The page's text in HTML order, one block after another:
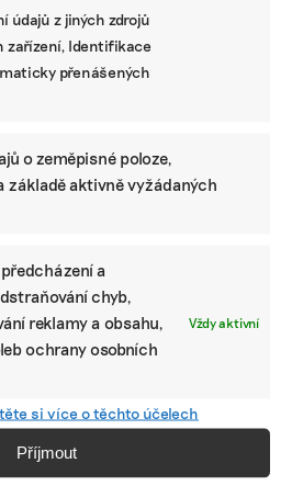
údajů z jiných zdrojů
zařízení, Identifikace
přenášených
o zeměpisné poloze,
základě aktivně vyžádaných
a
chyb,
reklamy a obsahu,
ochrany osobních
Vždy aktivní
si více o těchto účelech
Příjmout
se to také tebe v Uherském
startuje tento týden
ani povinnost. Udržitelnost je
jak řídit firmu do budoucna a zvyšovat
říká expertka